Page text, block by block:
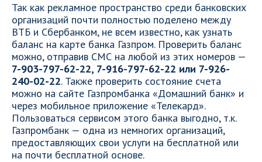
Так как рекламное пространство среди банковских
организаций почти полностью поделено между
ВТБ и Сбербанком, не всем известно, как узнать
баланс на карте банка Газпром. Проверить баланс
можно, отправив СМС на любой из этих номеров —
7-903-797-62-22, 7-916-797-62-22 или 7-926-
240-02-22. Также проверить состояние счета
можно на сайте Газпромбанка «Домашний банк» и
через мобильное приложение «Телекард».
Пользоваться сервисом этого банка выгодно, т.к.
Газпромбанк — одна из немногих организаций,
предоставляющих свои услуги на бесплатной или
на почти бесплатной основе.